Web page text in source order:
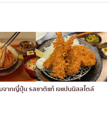
ากญี่ปุ่น รสชาติแท้ เจแปนนิสสไตล์